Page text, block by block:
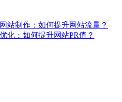
站制作：如何提升网站流量？
化：如何提升网站PR值？